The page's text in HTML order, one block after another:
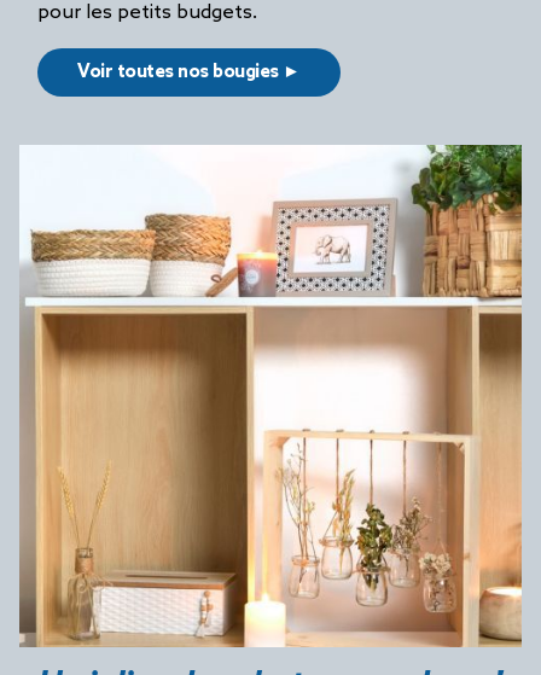
pour les petits budgets.
Voir toutes nos bougies ►